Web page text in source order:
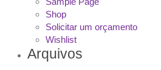
Shop
Solicitar um orçamento
Wishlist
Arquivos